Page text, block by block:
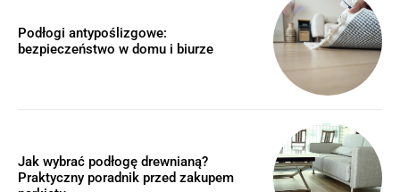
Podłogi antypoślizgowe:
bezpieczeństwo w domu i biurze
Jak wybrać podłogę drewnianą?
Praktyczny poradnik przed zakupem